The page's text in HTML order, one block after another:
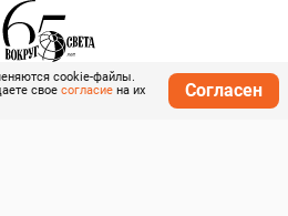
cookie-файлы.
свое согласие на их
Согласен